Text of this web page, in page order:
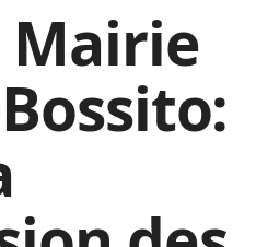
Mairie